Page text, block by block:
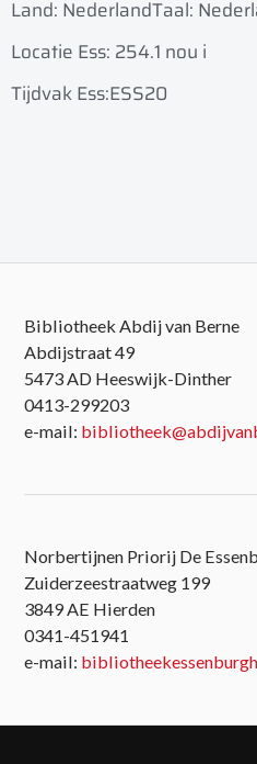
Land: NederlandTaal:
Locatie Ess: 254.1 nou i
Tijdvak Ess:ESS20
Bibliotheek Abdij van Berne
Abdijstraat 49
5473 AD Heeswijk-Dinther
0413-299203
e-mail:
Norbertijnen Priorij De
Zuiderzeestraatweg 199
3849 AE Hierden
0341-451941
e-mail: